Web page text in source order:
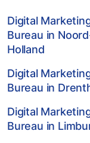
Digital
Bureau in
Holland
Digital
Bureau in
Digital
Bureau in